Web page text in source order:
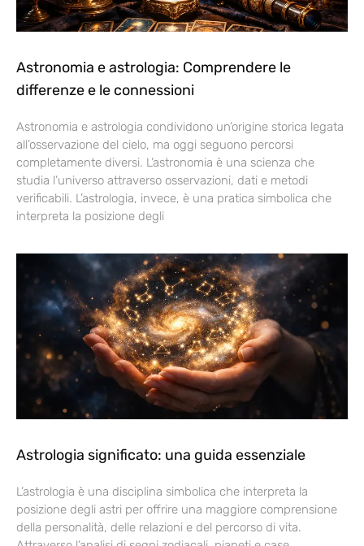
Astronomia e astrologia: Comprendere le
differenze e le connessioni
Astronomia e astrologia condividono un’origine storica legata
all’osservazione del cielo, ma oggi seguono percorsi
completamente diversi. L’astronomia è una scienza che
studia l’universo attraverso osservazioni, dati e metodi
verificabili. L’astrologia, invece, è una pratica simbolica che
interpreta la posizione degli
Astrologia significato: una guida essenziale
L’astrologia è una disciplina simbolica che interpreta la
posizione degli astri per offrire una maggiore comprensione
della personalità, delle relazioni e del percorso di vita.